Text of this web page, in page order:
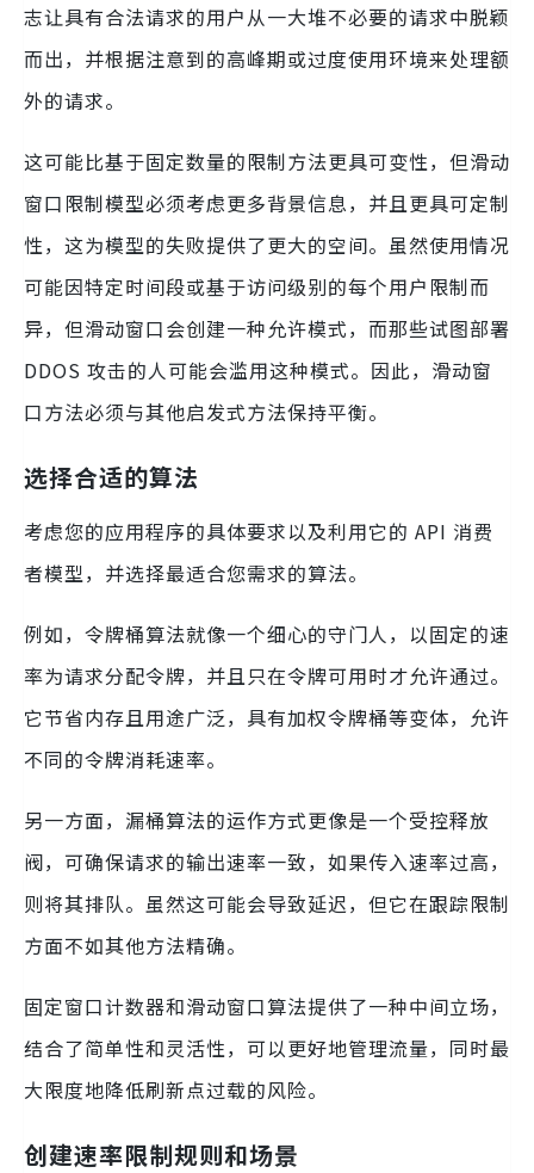
志让具有合法请求的用户从一大堆不必要的请求中脱颖
而出，并根据注意到的高峰期或过度使用环境来处理额
外的请求。
这可能比基于固定数量的限制方法更具可变性，但滑动
窗口限制模型必须考虑更多背景信息，并且更具可定制
性，这为模型的失败提供了更大的空间。虽然使用情况
可能因特定时间段或基于访问级别的每个用户限制而
异，但滑动窗口会创建一种允许模式，而那些试图部署
DDOS 攻击的人可能会滥用这种模式。因此，滑动窗
口方法必须与其他启发式方法保持平衡。
选择合适的算法
考虑您的应用程序的具体要求以及利用它的 API 消费
者模型，并选择最适合您需求的算法。
例如，令牌桶算法就像一个细心的守门人，以固定的速
率为请求分配令牌，并且只在令牌可用时才允许通过。
它节省内存且用途广泛，具有加权令牌桶等变体，允许
不同的令牌消耗速率。
另一方面，漏桶算法的运作方式更像是一个受控释放
阀，可确保请求的输出速率一致，如果传入速率过高，
则将其排队。虽然这可能会导致延迟，但它在跟踪限制
方面不如其他方法精确。
固定窗口计数器和滑动窗口算法提供了一种中间立场，
结合了简单性和灵活性，可以更好地管理流量，同时最
大限度地降低刷新点过载的风险。
创建速率限制规则和场景